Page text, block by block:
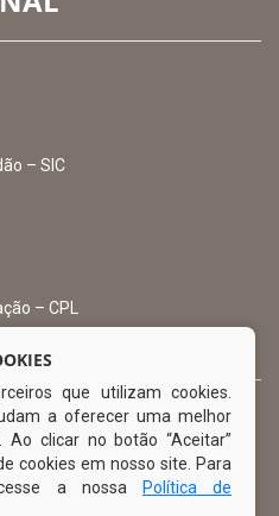
– SICque utilizam cookies.
a oferecer uma melhor
Ao clicar no botão “Aceitar”
cookies em nosso site. Para
a nossa
Política de